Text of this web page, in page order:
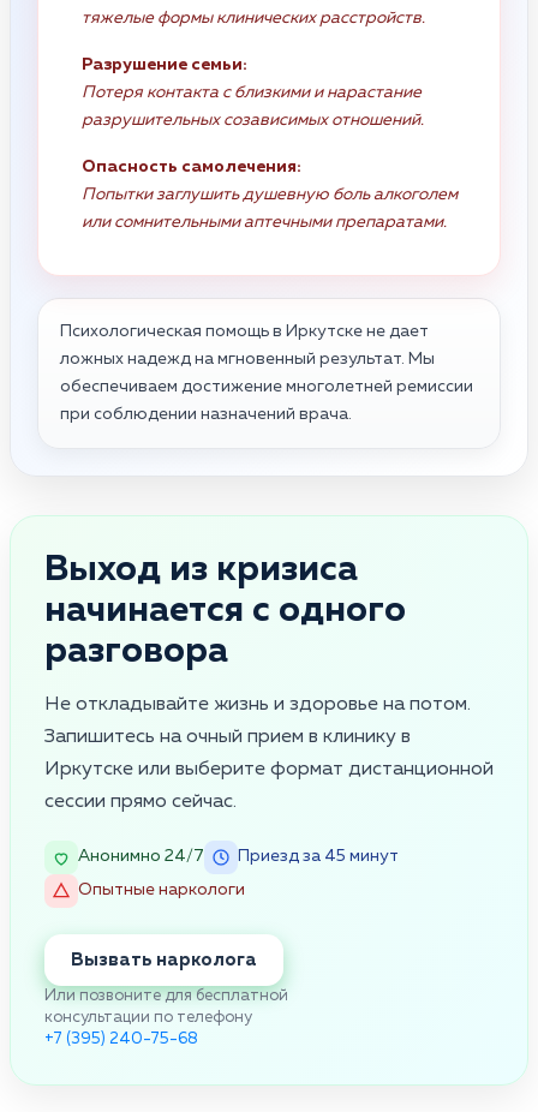
тяжелые формы клинических расстройств.
Разрушение семьи:
Потеря контакта с близкими и нарастание
разрушительных созависимых отношений.
Опасность самолечения:
Попытки заглушить душевную боль алкоголем
или сомнительными аптечными препаратами.
Психологическая помощь в Иркутске не дает
ложных надежд на мгновенный результат. Мы
обеспечиваем достижение многолетней ремиссии
при соблюдении назначений врача.
Выход из кризиса
начинается с одного
разговора
Не откладывайте жизнь и здоровье на потом.
Запишитесь на очный прием в клинику в
Иркутске или выберите формат дистанционной
сессии прямо сейчас.
Анонимно 24/7
Приезд за 45 минут
Опытные наркологи
Вызвать нарколога
Или позвоните для бесплатной
консультации по телефону
+7 (395) 240-75-68